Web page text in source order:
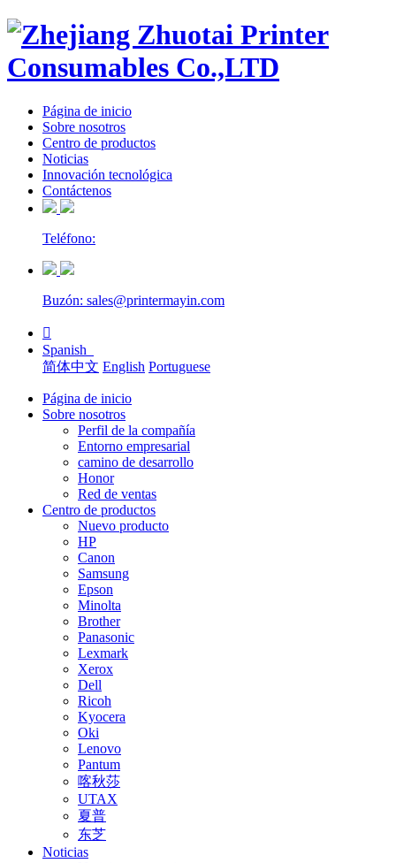
Página de inicio
Sobre nosotros
Centro de productos
Noticias
Innovación tecnológica
Contáctenos
Teléfono:
Buzón: sales@printermayin.com

Spanish
简体中文 English Portuguese
Página de inicio
Sobre nosotros
Perfil de la compañía
Entorno empresarial
camino de desarrollo
Honor
Red de ventas
Centro de productos
Nuevo producto
HP
Canon
Samsung
Epson
Minolta
Brother
Panasonic
Lexmark
Xerox
Dell
Ricoh
Kyocera
Oki
Lenovo
Pantum
喀秋莎
UTAX
夏普
东芝
Noticias